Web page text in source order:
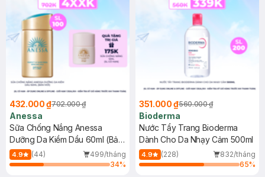
432.000 ₫702.000 ₫
Anessa
Sữa Chống Nắng Anessa
Dưỡng Da Kiềm Dầu 60ml (Bản
Mới)
4.9 (44)
499/tháng
34%
351.000 ₫560.000 ₫
Bioderma
Nước Tẩy Trang Bioderma
Dành Cho Da Nhạy Cảm 500ml
4.9 (228)
832/tháng
65%